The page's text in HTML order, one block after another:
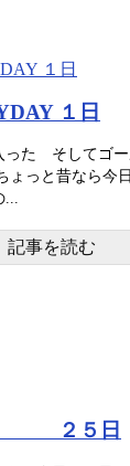
１日
った そしてゴー
ょっと昔なら今
...
記事を読む
２５日